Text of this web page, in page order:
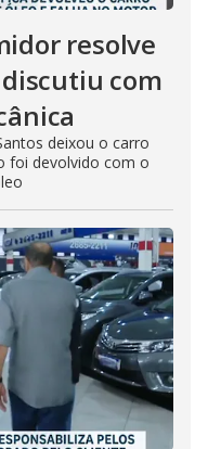
resolve
com
deixou o carro
foi devolvido com o